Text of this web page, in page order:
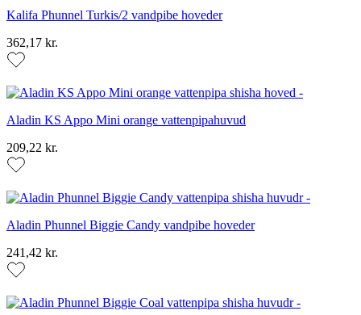
Kalifa Phunnel Turkis/2 vandpibe hoveder
362,17 kr.
Aladin KS Appo Mini orange vattenpipahuvud
209,22 kr.
Aladin Phunnel Biggie Candy vandpibe hoveder
241,42 kr.